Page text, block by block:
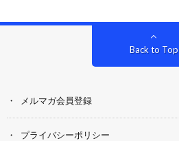
Back to Top
メルマガ会員登録
プライバシーポリシー